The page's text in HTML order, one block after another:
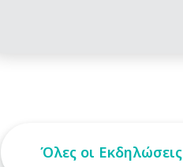
Όλες οι Εκδηλώσεις